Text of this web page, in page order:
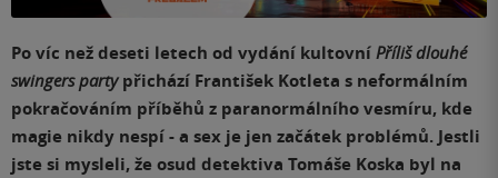
Po víc než deseti letech od vydání kultovní Příliš dlouhé
swingers partypřichází František Kotleta s neformálním
pokračováním příběhů z paranormálního vesmíru, kde
magie nikdy nespí - a sex je jen začátek problémů. Jestli
jste si mysleli, že osud detektiva Tomáše Koska byl na